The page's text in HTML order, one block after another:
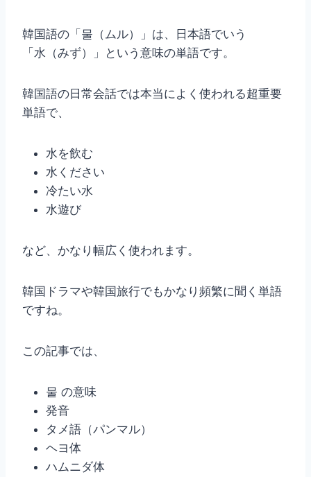
韓国語の「물（ムル）」は、日本語でいう
「水（みず）」という意味の単語です。
韓国語の日常会話では本当によく使われる超重要
単語で、
水を飲む
水ください
冷たい水
水遊び
など、かなり幅広く使われます。
韓国ドラマや韓国旅行でもかなり頻繁に聞く単語
ですね。
この記事では、
물 の意味
発音
タメ語（パンマル）
ヘヨ体
ハムニダ体